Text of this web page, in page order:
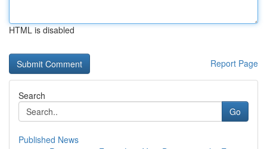
HTML is disabled
Report Page
Search
Go
Published News